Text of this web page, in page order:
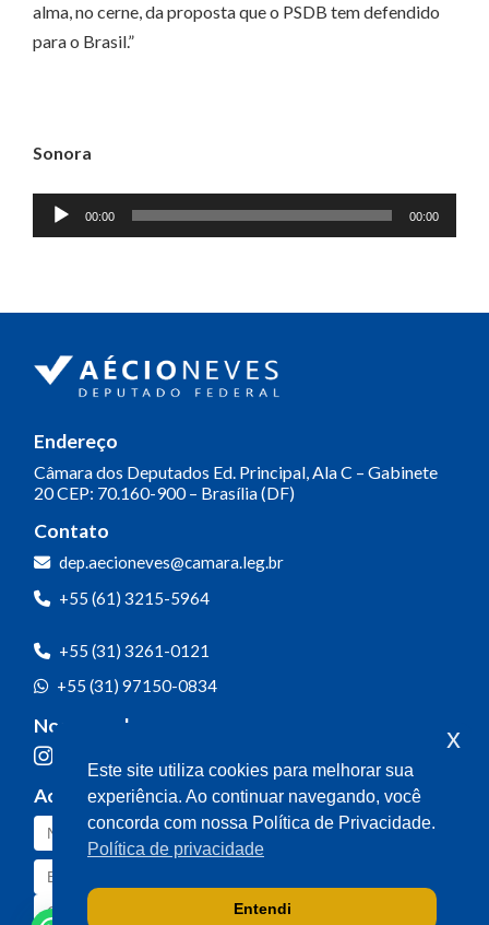
alma, no cerne, da proposta que o PSDB tem defendido
para o Brasil.”
Sonora
Tocador
de
00:00 00:00
Endereço
Câmara dos Deputados Ed. Principal, Ala C – Gabinete
20CEP: 70.160-900 – Brasília (DF)
Contato
dep.aecioneves@camara.leg.br
+55 (61) 3215-5964
+55 (31) 3261-0121
+55 (31) 97150-0834
Nossas redes
Acompanhe o meu mandato
Este site utiliza cookies para melhorar sua
experiência. Ao continuar navegando, você
concorda com nossa Política de Privacidade.
Política de privacidade
Entendi
x